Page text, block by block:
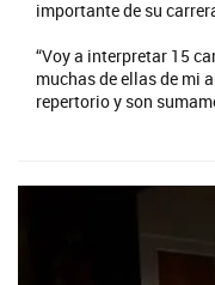
importante de su
“Voy a interpretar 15
muchas de ellas de mi
repertorio y son